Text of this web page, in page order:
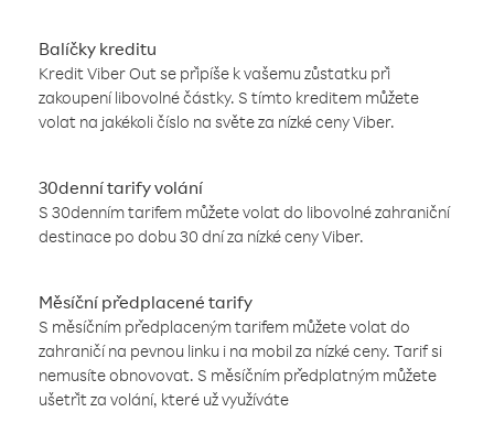
Balíčky kreditu
Kredit Viber Out se připíše k vašemu zůstatku při
zakoupení libovolné částky. S tímto kreditem můžete
volat na jakékoli číslo na světe za nízké ceny Viber.
30denní tarify volání
S 30denním tarifem můžete volat do libovolné zahraniční
destinace po dobu 30 dní za nízké ceny Viber.
Měsíční předplacené tarify
S měsíčním předplaceným tarifem můžete volat do
zahraničí na pevnou linku i na mobil za nízké ceny. Tarif si
nemusíte obnovovat. S měsíčním předplatným můžete
ušetřit za volání, které už využíváte